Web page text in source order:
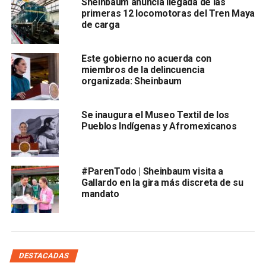
desconocimiento del impacto real de cada actividad
digital.
Según laRevista del Consumidor
simples como
navegar en redes sociales, ver reels o
hacer scroll constante
pueden generar un gasto considerable de megas,
especialmente si se realizan fuera de una red Wi-Fi.
Además,la configuración del celular puede seguir
usando datos móviles cuando el wifi es débil, lo que
Sheinbaum anuncia llegada de las
primeras 12 locomotoras del Tren Maya
de carga
Este gobierno no acuerda con
miembros de la delincuencia
organizada: Sheinbaum
Se inaugura el Museo Textil de los
Pueblos Indígenas y Afromexicanos
#ParenTodo | Sheinbaum visita a
Gallardo en la gira más discreta de su
mandato
DESTACADAS